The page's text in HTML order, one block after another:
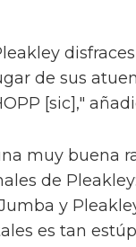
de sus
[sic],"
muy buena
de
y
es tan